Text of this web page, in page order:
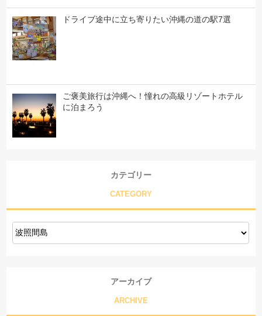
ドライブ途中に立ち寄りたい沖縄の道の駅7選
ご褒美旅行は沖縄へ！憧れの高級リゾートホテル
に泊まろう
カテゴリー
CATEGORY
アーカイブ
ARCHIVE